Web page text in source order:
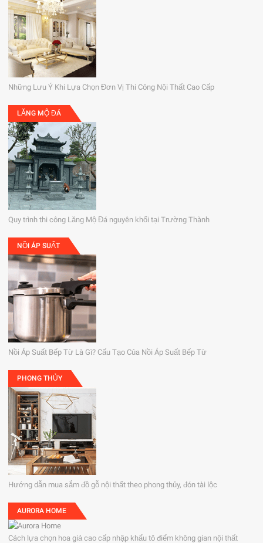
Những Lưu Ý Khi Lựa Chọn Đơn Vị Thi Công Nội Thất Cao Cấp
LĂNG MỘ ĐÁ
Quy trình thi công Lăng Mộ Đá nguyên khối tại Trường Thành
NỒI ÁP SUẤT
Nồi Áp Suất Bếp Từ Là Gì? Cấu Tạo Của Nồi Áp Suất Bếp Từ
PHONG THỦY
Hướng dẫn mua sắm đồ gỗ nội thất theo phong thủy, đón tài lộc
AURORA HOME
Cách lựa chọn hoa giả cao cấp nhập khẩu tô điểm không gian nội thất